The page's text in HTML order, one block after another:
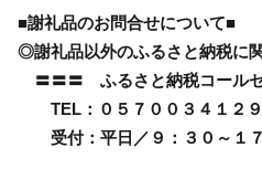
■謝礼品のお問合せについて■
◎謝礼品以外のふるさと納税に
〓〓〓 ふるさと納税コール
TEL：０５７００３４１２９
受付：平日／９：３０～１